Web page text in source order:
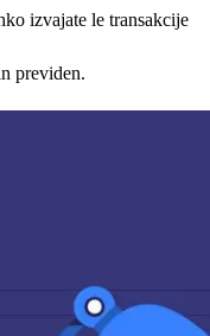
izvajate le transakcije
previden.